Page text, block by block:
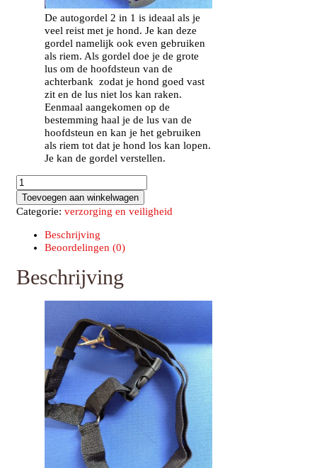
De autogordel 2 in 1 is ideaal als je
veel reist met je hond. Je kan deze
gordel namelijk ook even gebruiken
als riem. Als gordel doe je de grote
lus om de hoofdsteun van de
achterbank zodat je hond goed vast
zit en de lus niet los kan raken.
Eenmaal aangekomen op de
bestemming haal je de lus van de
hoofdsteun en kan je het gebruiken
als riem tot dat je hond los kan lopen.
Je kan de gordel verstellen.
Auto
gordel
zwart
Toevoegen aan winkelwagen
Categorie: verzorging en veiligheid
Beschrijving
Beoordelingen (0)
Beschrijving